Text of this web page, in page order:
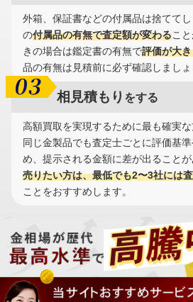
外箱、保証書などの付属品は捨てて
の付属品の有無で査定額が変わるこ
きの場合は鑑定書の有無で評価が大
品の有無は見積前に必ず確認しましょ
相見積もり をする
高額買取を実現するために最も確実
同じ金製品でも査定士ごとに評価基
め、提示される金額に差が出ることが
売りたい方は、最低でも2〜3社には
ことをおすすめします。